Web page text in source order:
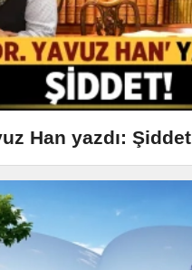
Han yazdı: Şiddet